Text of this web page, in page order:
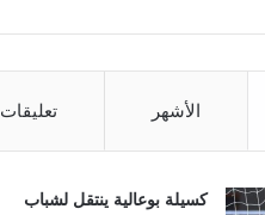
الأشهر تعليقات
كسيلة بوعالية ينتقل لشباب